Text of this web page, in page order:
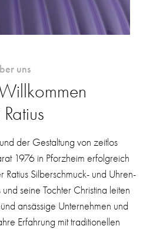
uns
der Gestaltung von zeitlos
1976 in Pforzheim erfolgreich
Silberschmuck- und Uhren-
seine Tochter Christina leiten
ansässige Unternehmen und
Erfahrung mit traditionellen